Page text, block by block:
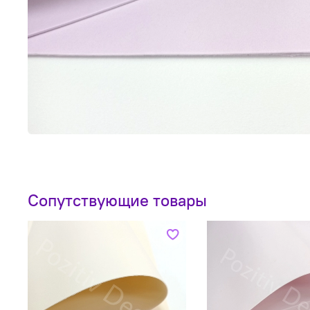
Сопутствующие товары